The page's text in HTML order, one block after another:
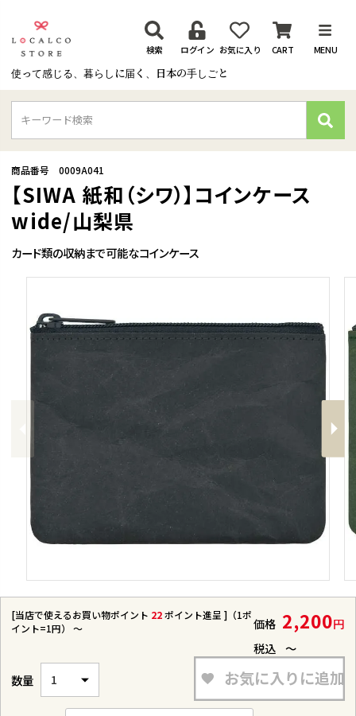
使って感じる、暮らしに届く、日本の手しごと
検索 ログイン お気に入り CART MENU
検
索
カード類の収納まで可能なコインケース
【SIWA 紙和（シワ）】コインケース
wide/山梨県
商品番号 0009A041
[当店で使えるお買い物ポイント 22ポイント進呈 ]（1ポ
イント=1円）
〜 価格 2,200
税込 〜
お気に入りに追加